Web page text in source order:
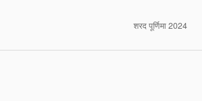
शरद पूर्णिमा 2024